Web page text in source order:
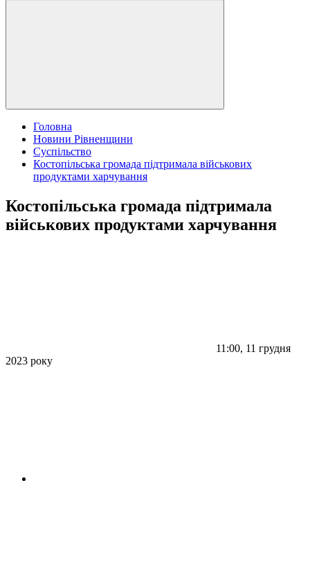
Головна
Новини Рівненщини
Суспільство
Костопільська громада підтримала військових
продуктами харчування
Костопільська громада підтримала
військових продуктами харчування
11:00, 11 грудня
2023 року